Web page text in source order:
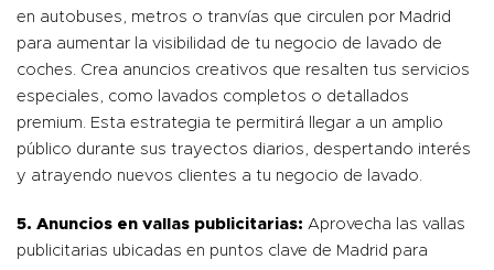
en autobuses, metros o tranvías que circulen por Madrid
para aumentar la visibilidad de tu negocio de lavado de
coches. Crea anuncios creativos que resalten tus servicios
especiales, como lavados completos o detallados
premium. Esta estrategia te permitirá llegar a un amplio
público durante sus trayectos diarios, despertando interés
y atrayendo nuevos clientes a tu negocio de lavado.
5. Anuncios en vallas publicitarias: Aprovecha las vallas
publicitarias ubicadas en puntos clave de Madrid para